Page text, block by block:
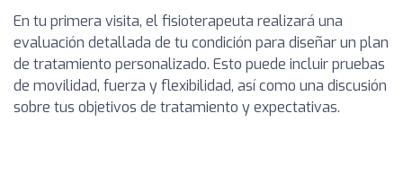
En tu primera visita, el fisioterapeuta realizará una
evaluación detallada de tu condición para diseñar un plan
de tratamiento personalizado. Esto puede incluir pruebas
de movilidad, fuerza y flexibilidad, así como una discusión
sobre tus objetivos de tratamiento y expectativas.